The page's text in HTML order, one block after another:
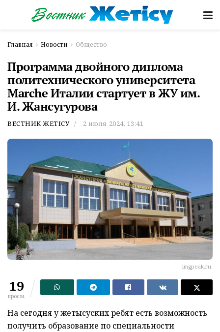
Главная Новости Общество
Программа двойного диплома
политехнического университета
Marche Италии стартует в ЖУ им.
И. Жансугурова
ВЕСТНИК ЖЕТІСУ 2 июля 2024, 13:41
imgpeak.ru.
19
просм.
На сегодня у жетысуских ребят есть возможность
получить образование по специальности